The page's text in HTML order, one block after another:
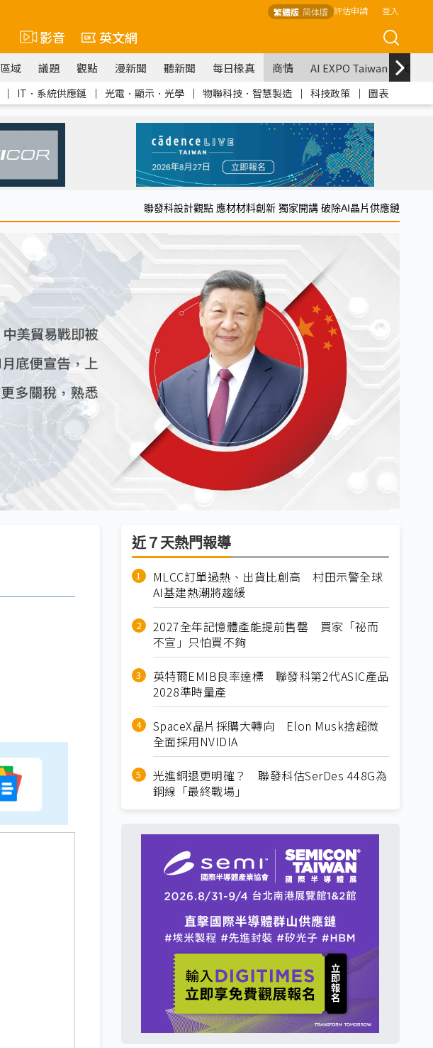
繁體版 简体版 評估申請 登入
影音 英文網
區域 議題 觀點 漫新聞 聽新聞 每日椽真 商情 AI EXPO Taiwan
｜ IT．系統供應鏈 ｜ 光電．顯示．光學 ｜ 物聯科技．智慧製造 ｜ 科技政策 ｜ 圖表
聯發科設計觀點 應材材料創新 獨家開講 破除AI晶片供應鏈
近７天熱門報導
MLCC訂單過熱、出貨比創高 村田示警全球
AI基建熱潮將趨緩
2027全年記憶體產能提前售罄 買家「祕而
不宣」只怕買不夠
英特爾EMIB良率達標 聯發科第2代ASIC產品
2028準時量產
SpaceX晶片採購大轉向 Elon Musk捨超微
全面採用NVIDIA
光進銅退更明確？ 聯發科估SerDes 448G為
銅線「最終戰場」